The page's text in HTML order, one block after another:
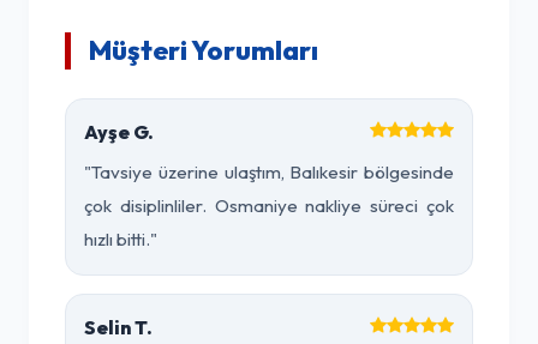
Müşteri Yorumları
Ayşe G.
"Tavsiye üzerine ulaştım, Balıkesir bölgesinde
çok disiplinliler. Osmaniye nakliye süreci çok
hızlı bitti."
Selin T.